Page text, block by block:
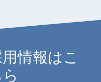
情報はこ